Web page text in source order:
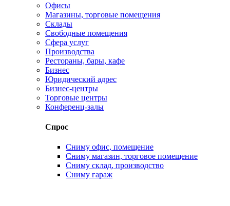
Офисы
Магазины, торговые помещения
Склады
Свободные помещения
Сфера услуг
Производства
Рестораны, бары, кафе
Бизнес
Юридический адрес
Бизнес-центры
Торговые центры
Конференц-залы
Спрос
Сниму офис, помещение
Сниму магазин, торговое помещение
Сниму склад, производство
Сниму гараж